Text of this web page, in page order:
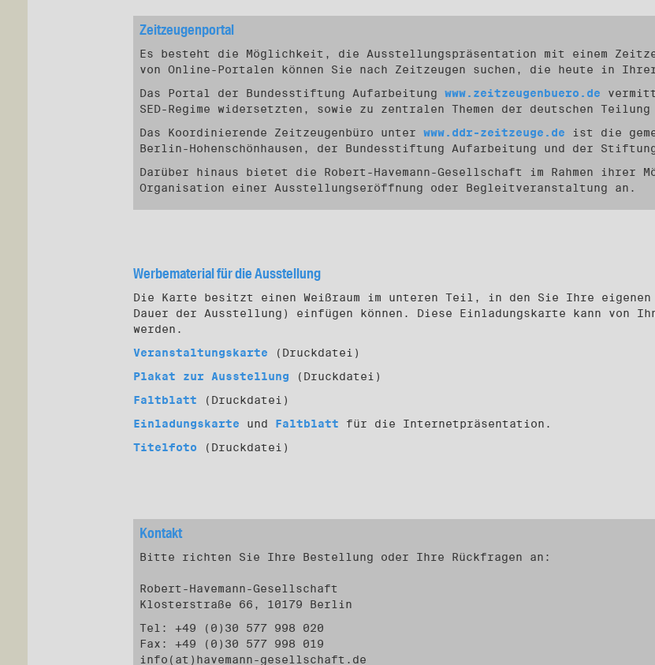
Zeitzeugenportal
Es besteht die Möglichkeit, die Ausstellungspräsentation mit einem
von Online-Portalen können Sie nach Zeitzeugen suchen, die heute in Ihrer
Das Portal der Bundesstiftung Aufarbeitung www.zeitzeugenbuero.de
SED-Regime widersetzten, sowie zu zentralen Themen der deutschen
Das Koordinierende Zeitzeugenbüro unter www.ddr-zeitzeuge.de ist die
Berlin-Hohenschönhausen, der Bundesstiftung Aufarbeitung und der
Darüber hinaus bietet die Robert-Havemann-Gesellschaft im Rahmen
Organisation einer Ausstellungseröffnung oder Begleitveranstaltung an.
Werbematerial für die Ausstellung
Die Karte besitzt einen Weißraum im unteren Teil, in den Sie Ihre
Dauer der Ausstellung) einfügen können. Diese Einladungskarte kann von
werden.
Veranstaltungskarte (Druckdatei)
Plakat zur Ausstellung (Druckdatei)
Faltblatt (Druckdatei)
Einladungskarte und Faltblatt für die Internetpräsentation.
Titelfoto (Druckdatei)
Kontakt
Bitte richten Sie Ihre Bestellung oder Ihre Rückfragen an:
Robert-Havemann-Gesellschaft
Klosterstraße 66, 10179 Berlin
Tel: +49 (0)30 577 998 020
Fax: +49 (0)30 577 998 019
info(at)havemann-gesellschaft.de